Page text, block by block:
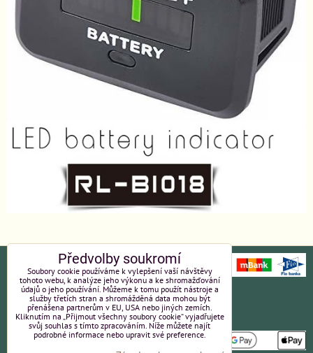
Ochrana osobních údajů
Platební údaje
Obchodní podmínky
Reklamace
Předvolby soukromí
Soubory cookie používáme k vylepšení vaší návštěvy
tohoto webu, k analýze jeho výkonu a ke shromažďování
údajů o jeho používání. Můžeme k tomu použít nástroje a
služby třetích stran a shromážděná data mohou být
přenášena partnerům v EU, USA nebo jiných zemích.
Kliknutím na „Přijmout všechny soubory cookie“ vyjadřujete
svůj souhlas s tímto zpracováním. Níže můžete najít
podrobné informace nebo upravit své preference.